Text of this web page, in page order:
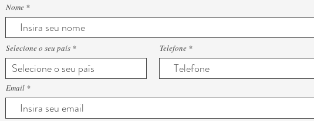
Nome
Selecione o seu país Telefone
Email